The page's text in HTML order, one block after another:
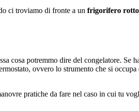
ci troviamo di fronte a un frigorifero rotto
cosa potremmo dire del congelatore. Se
ovvero lo strumento che si occupa
pratiche da fare nel caso in cui tu